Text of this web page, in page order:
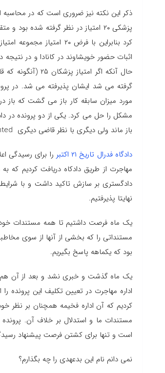
ذکر این نکته نیز ضروری است که در محاسبه
گرفته می شد ایشان پذیرفته می شد. در
مشکل را حل می کرد. یکی از دو پرونده در
باز ماند ولی دیگری با نظر قاضی دیگری Leave Granted شد و به مرحله رسیدگی ماهوی وارد شد.
دادگاه فدرال تاریخ ۲۱ اکتبر
را برای رسیدگی
مهاجرت از طریق دادکاه دریافت کردیم که
دادگستری بر سازش تاکید داشت و با
نهایتا پذیرفتیم.
یک ماه فرصت داشتیم تا همه مستندات خود
مستنداتی را که بخشی از آنها از سوی
بود که یکماهه پاسخ بگیریم.
یک ماه گذشت و خبری نشد و بعد از آن هم
اداره مهاجرت در تعیین تکلیف این پرونده
مستندات ما و استدلال بر خلاف آن.
است و تنها برای کشتن فرصت پیشنهاد
نمی دانم نام این بدعهدی را چه بگذارم؟